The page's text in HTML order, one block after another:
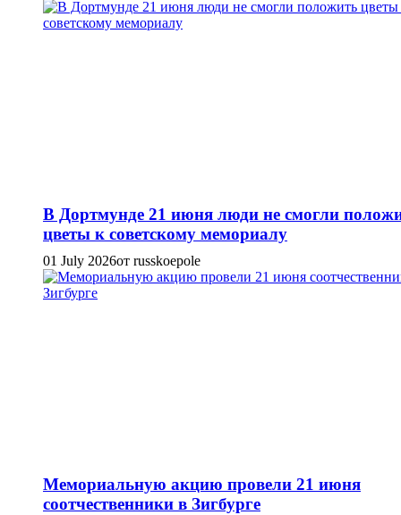
В Дортмунде 21 июня люди не смогли
цветы к советскому мемориалу
01 July 2026от russkoepole
Мемориальную акцию провели 21 июня
соотчественники в Зигбурге